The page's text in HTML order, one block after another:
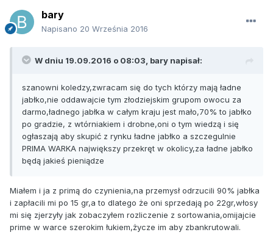
bary
Napisano 20 Września 2016
W dniu 19.09.2016 o 08:03, bary napisał:
szanowni koledzy,zwracam się do tych którzy mają ładne
jabłko,nie oddawajcie tym złodziejskim grupom owocu za
darmo,ładnego jabłka w całym kraju jest mało,70% to jabłko
po gradzie, z wtórniakiem i drobne,oni o tym wiedzą i się
ogłaszają aby skupić z rynku ładne jabłko a szczegulnie
PRIMA WARKA największy przekręt w okolicy,za ładne jabłko
będą jakieś pieniądze
Miałem i ja z primą do czynienia,na przemysł odrzucili 90% jabłka
i zapłacili mi po 15 gr,a to dlatego że oni sprzedają po 22gr,włosy
mi się zjerzyły jak zobaczyłem rozliczenie z sortowania,omijajcie
prime w warce szerokim łukiem,życze im aby zbankrutowali.